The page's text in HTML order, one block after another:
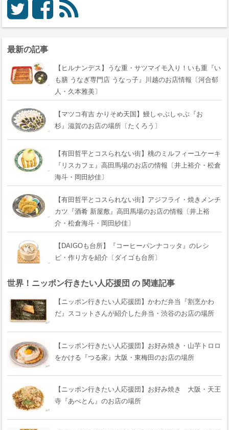
最新の記事
【ヒルナンデス】うな重・サツマイモ入り！いも重『い
も膳 うなぎ専門店 うなっ子』川越のお店情報〔河合郁
人・久本雅美〕
【マツコ有吉 かりそめ天国】鰻しゃぶしゃぶ『おゝ
杉』滋賀のお店の場所〔たくろう〕
【有田哲平とコスられない街】桃のミルフィーユケーキ
『リスカフェ』高田馬場のお店の情報〔井上裕介・松倉
海斗・岡田紗佳〕
【有田哲平とコスられない街】アジフライ・焼きメンチ
カツ『酒肴 新屋敷』高田馬場のお店の情報〔井上裕
介・松倉海斗・岡田紗佳〕
【DAIGOも台所】『コーヒーパンナコッタ』のレシ
ピ・作り方を紹介〔ダイゴも台所〕
世界！ニッポン行きたい人応援団 の 関連記事
【ニッポン行きたい人応援団】かわだ弁当『割烹かわ
だ』スコットさんが紹介した弁当・渋谷のお店の場所
【ニッポン行きたい人応援団】お好み焼き・山芋トロロ
をかける『つる家』大阪・東梅田のお店の場所
【ニッポン行きたい人応援団】お好み焼き 大阪・天王
寺『あべとん』のお店の場所